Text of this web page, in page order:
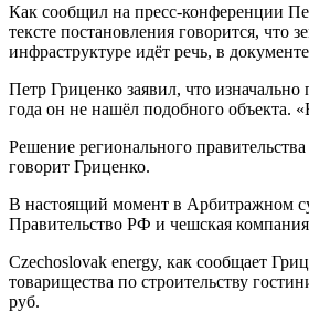
Как сообщил на пресс-конференции
тексте постановления говорится,
инфраструктуре идёт речь, в
Петр Гриценко заявил, что
года он не нашёл подобного объекта.
Решение регионального
говорит Гриценко.
В настоящий момент в Арбитражном
Правительство РФ и чешская
Czechoslovak energy, как сообщает
товарищества по строительству
руб.